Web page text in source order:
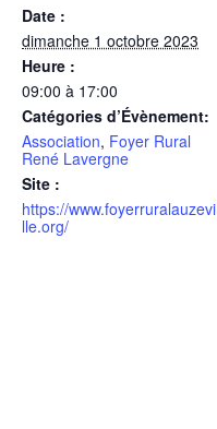
Date :
dimanche 1 octobre 2023
Heure :
09:00 à 17:00
Catégories d’Évènement:
Association, Foyer Rural
René Lavergne
Site :
https://www.foyerruralauzevi
lle.org/